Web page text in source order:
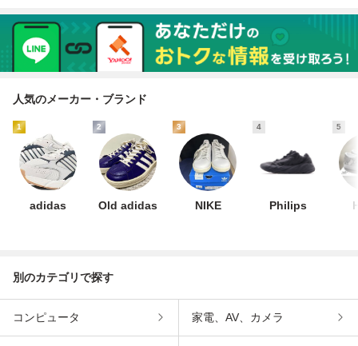
人気のメーカー・ブランド
1
adidas
2
Old adidas
3
NIKE
4
Philips
5
別のカテゴリで探す
コンピュータ 家電、AV、カメラ